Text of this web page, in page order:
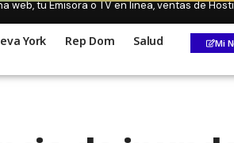
web, tu Emisora o TV en linea, ventas de
York Rep Dom Salud Mi